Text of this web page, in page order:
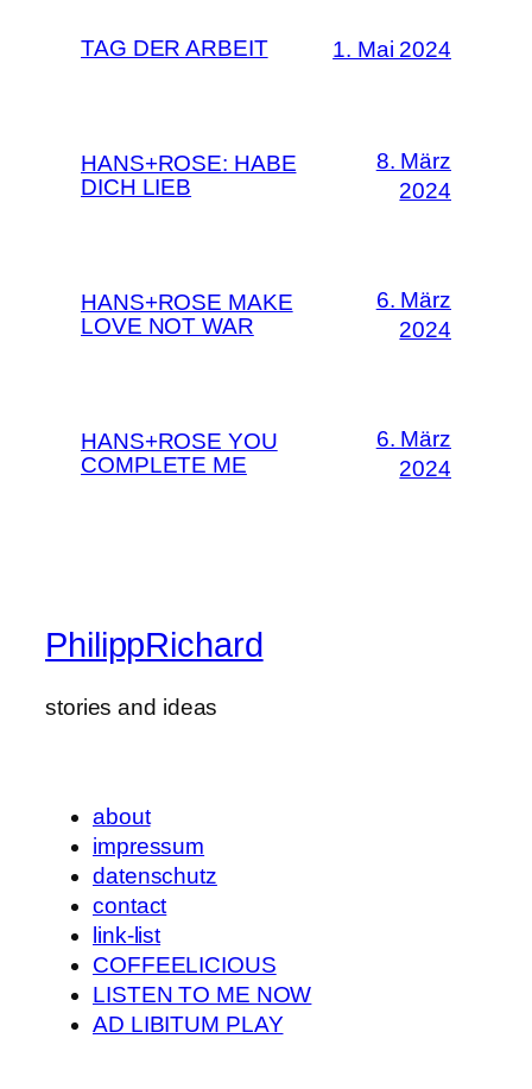
TAG DER ARBEIT 1. Mai 2024
HANS+ROSE: HABE
DICH LIEB
8. März
2024
HANS+ROSE MAKE
LOVE NOT WAR
6. März
2024
HANS+ROSE YOU
COMPLETE ME
6. März
2024
PhilippRichard
stories and ideas
about
impressum
datenschutz
contact
link-list
COFFEELICIOUS
LISTEN TO ME NOW
AD LIBITUM PLAY